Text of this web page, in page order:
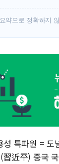
약으로 정확하지
특파원 = 도
近平) 중국